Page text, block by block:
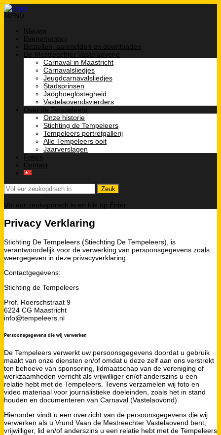
MENU
Nieuws
Evenementen
Bestellen, aanmelden en downloaden
De Mestreechter Vastelaovend
Carnaval in Maastricht
Carnavalsliedjes
Jeugdcarnavalsliedjes
Stadsprinsen
Jäöghoeglöstegheid
Vastelaovendsvierders
Over de Tempeleers
Onze historie
Stichting de Tempeleers
Tempeleers portretgallerij
Alle Tempeleers ooit
Jaarverslagen
Foto’s
Contact
Völ eur zeukopdrach in en klik op Enter
Privacy Verklaring
Stichting De Tempeleers (Stiechting De Tempeleers), is
verantwoordelijk voor de verwerking van persoonsgegevens zoals
weergegeven in deze privacyverklaring.
Contactgegevens:
Stichting de Tempeleers
Prof. Roerschstraat 9
6224 CG Maastricht
info@tempeleers.nl
Persoonsgegevens die wij verwerken
De Tempeleers verwerkt uw persoonsgegevens doordat u gebruik
maakt van onze diensten en/of omdat u deze zelf aan ons verstrekt
ten behoeve van sponsering, lidmaatschap van de vereniging of
werkzaamheden verricht als vrijwilliger en/of anderszins u een
relatie hebt met de Tempeleers. Tevens verzamelen wij foto en
video materiaal voor journalistieke doeleinden, zoals het in stand
houden en documenteren van Carnaval (Vastelaovond).
Hieronder vindt u een overzicht van de persoonsgegevens die wij
verwerken als u Vrund Vaan de Mestreechter Vastelaovend bent,
vrijwilliger, lid en/of anderszins u een relatie hebt met de Tempeleers